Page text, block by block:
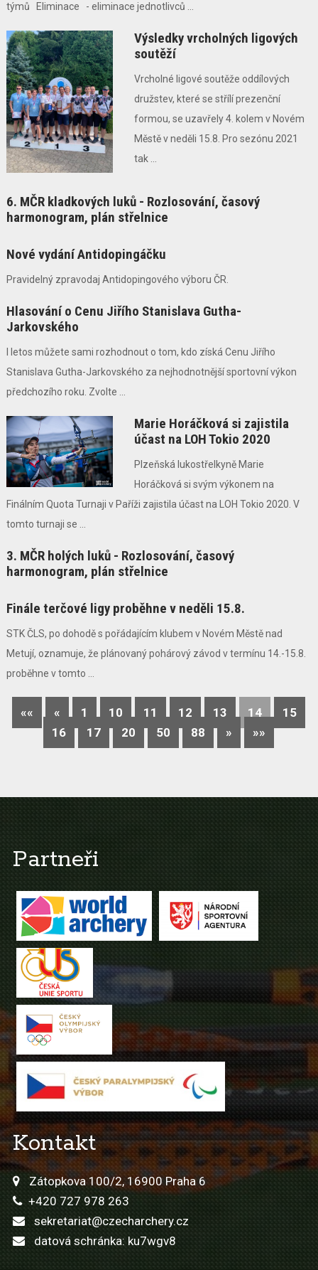
týmů Eliminace - eliminace jednotlivců ...
Výsledky vrcholných ligových
soutěží
Vrcholné ligové soutěže oddílových
družstev, které se střílí prezenční
formou, se uzavřely 4. kolem v Novém
Městě v neděli 15.8. Pro sezónu 2021
tak ...
6. MČR kladkových luků - Rozlosování, časový
harmonogram, plán střelnice
Nové vydání Antidopingáčku
Pravidelný zpravodaj Antidopingového výboru ČR.
Hlasování o Cenu Jiřího Stanislava Gutha-
Jarkovského
I letos můžete sami rozhodnout o tom, kdo získá Cenu Jiřího
Stanislava Gutha-Jarkovského za nejhodnotnější sportovní výkon
předchozího roku. Zvolte ...
Marie Horáčková si zajistila
účast na LOH Tokio 2020
Plzeňská lukostřelkyně Marie
Horáčková si svým výkonem na
Finálním Quota Turnaji v Paříži zajistila účast na LOH Tokio 2020. V
tomto turnaji se ...
3. MČR holých luků - Rozlosování, časový
harmonogram, plán střelnice
Finále terčové ligy proběhne v neděli 15.8.
STK ČLS, po dohodě s pořádajícím klubem v Novém Městě nad
Metují, oznamuje, že plánovaný pohárový závod v termínu 14.-15.8.
proběhne v tomto ...
«« « 1 10 11 12 13 14
15
16
17 20 50 88 » »»
Partneři
Kontakt
Zátopkova 100/2, 16900 Praha 6
+420 727 978 263
sekretariat@czecharchery.cz
datová schránka: ku7wgv8